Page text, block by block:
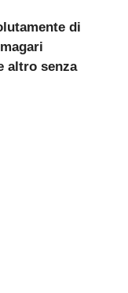
di
altro senza